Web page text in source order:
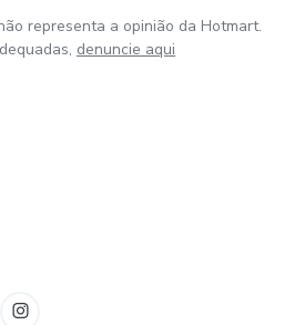
representa a opinião da Hotmart.
denuncie aqui